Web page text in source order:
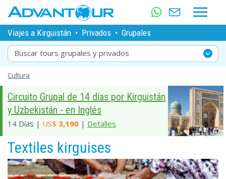
Viajes a Kirguistán • Privados • Grupales
Buscar tours grupales y privados
Cultura
Circuito Grupal de 14 días por Kirguistán
y Uzbekistán - en Inglés
14 Días | US$ 3,190 | Detalles
Textiles kirguises